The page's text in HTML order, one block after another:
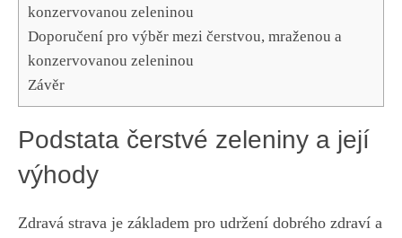
konzervovanou ⁤zeleninou
Doporučení ‍pro výběr mezi čerstvou, mraženou a
konzervovanou zeleninou
Závěr
Podstata čerstvé zeleniny a‌ její
výhody
Zdravá strava je základem pro udržení dobrého zdraví ‌a